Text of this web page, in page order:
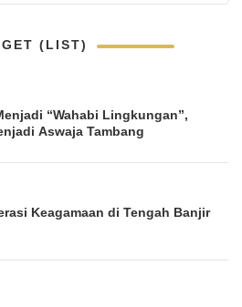
(LIST)
“Wahabi Lingkungan”,
Aswaja Tambang
Keagamaan di Tengah Banjir